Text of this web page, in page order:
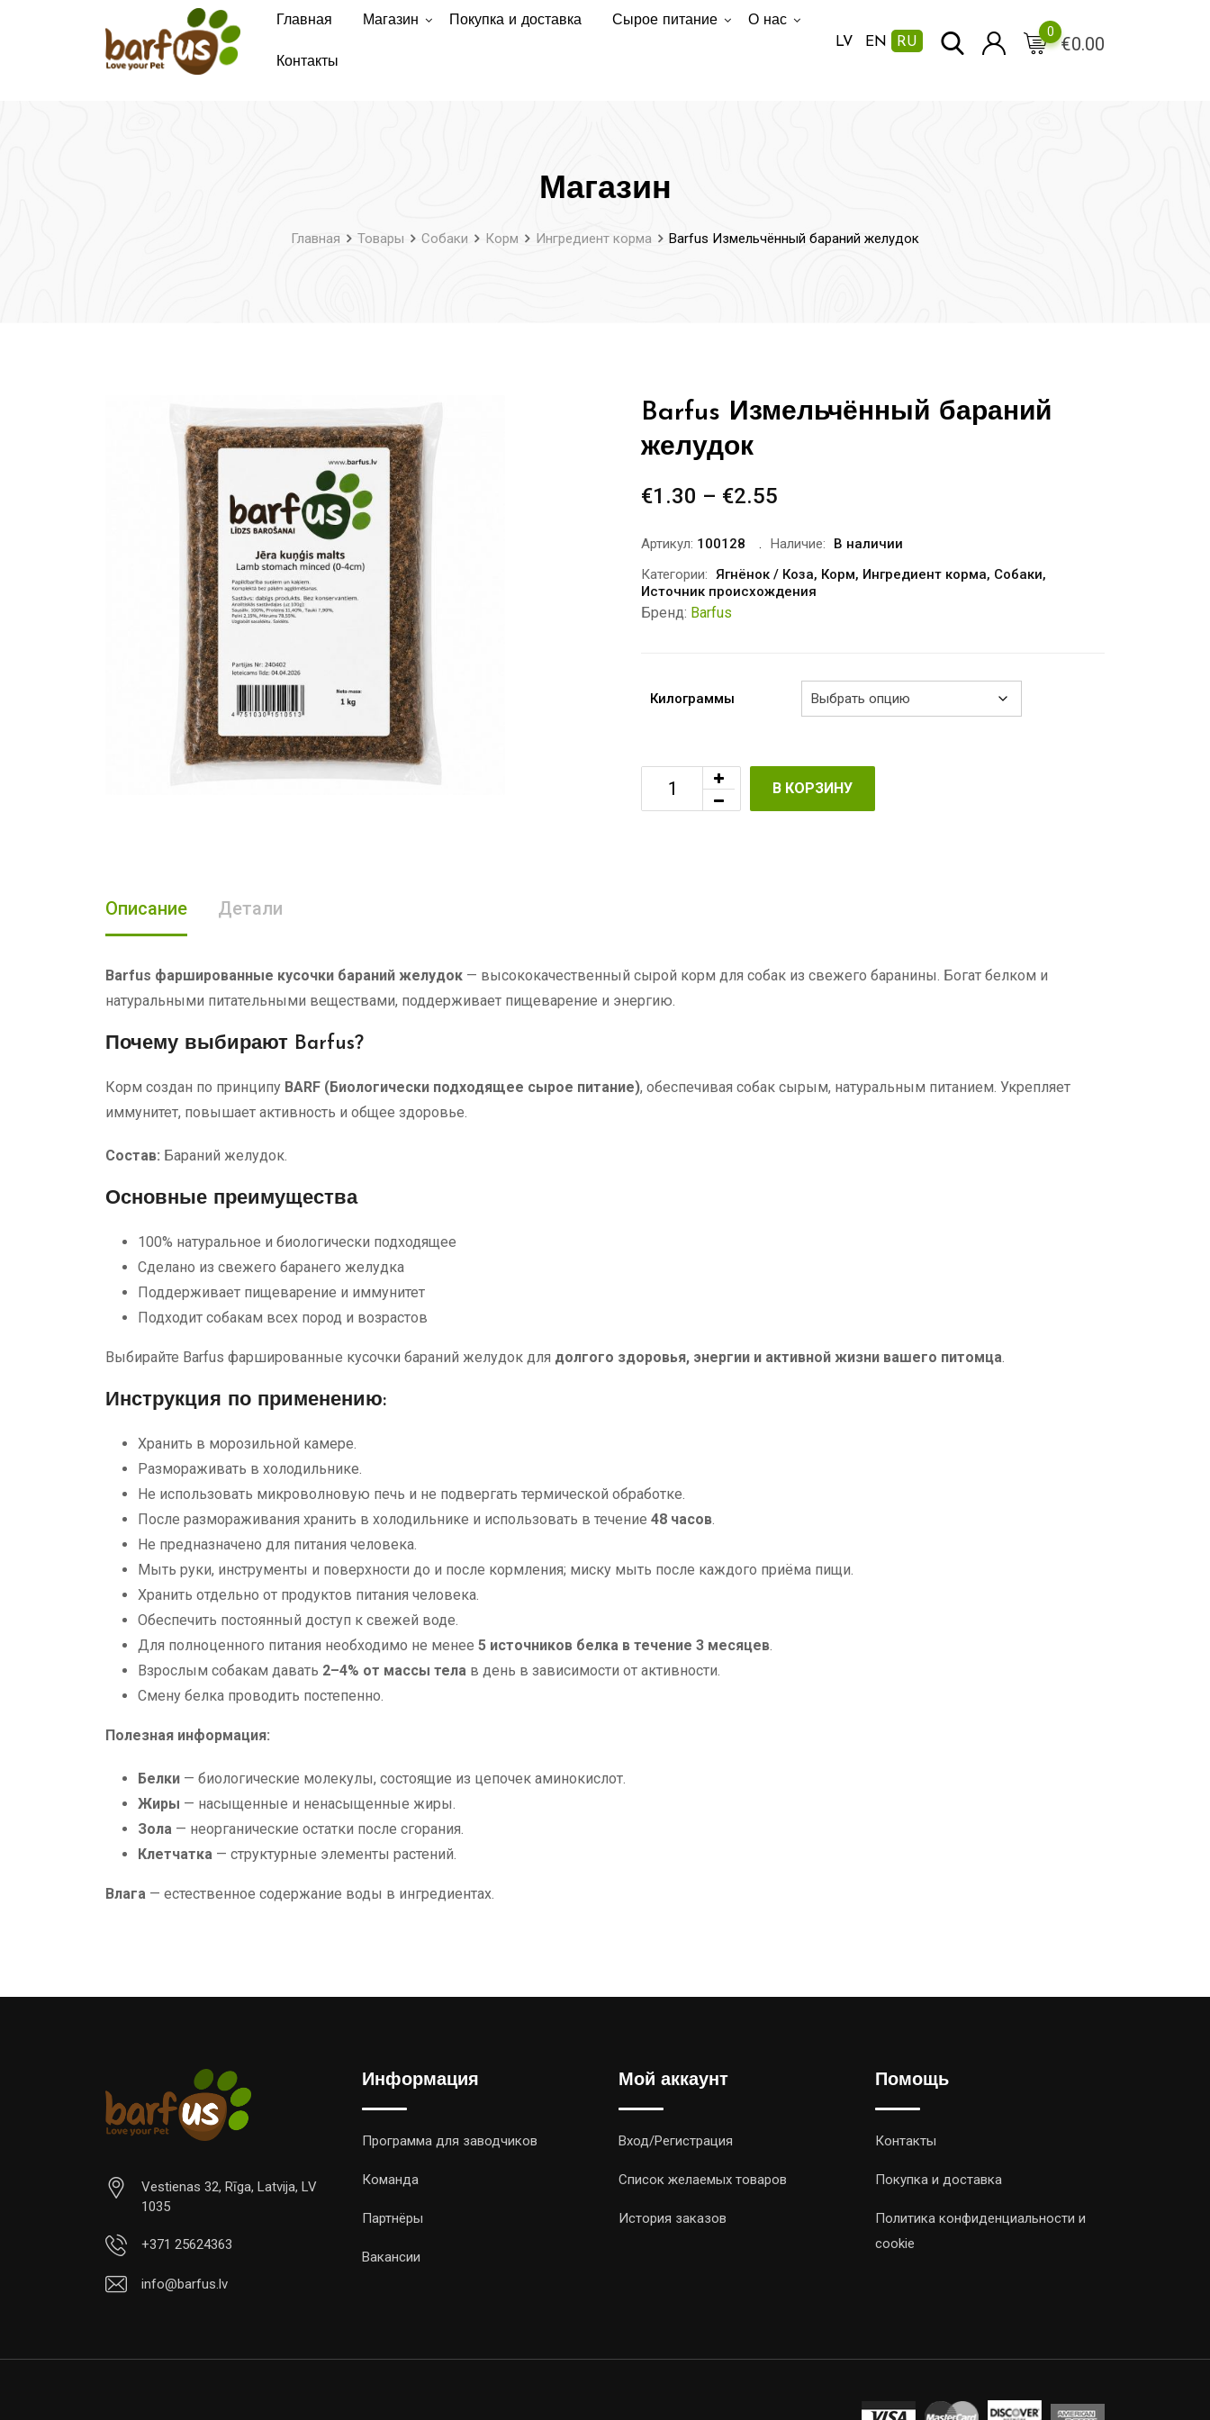
Главная Магазин Покупка и доставка Сырое питание О нас
Контакты
LV EN RU €0.00
0
Магазин
Главная Товары Собаки Корм Ингредиент корма Barfus Измельчённый бараний желудок
Barfus Измельчённый бараний
желудок
€1.30 – €2.55
€1.30
–
€2.55
Артикул: 100128 Наличие:
В наличии
Категории: Ягнёнок / Коза, Корм, Ингредиент корма, Собаки,
Источник происхождения
Бренд: Barfus
Килограммы
В КОРЗИНУ
Описание Детали
Barfus фаршированные кусочки бараний желудок — высококачественный сырой корм для собак из свежего баранины. Богат белком и
натуральными питательными веществами, поддерживает пищеварение и энергию.
Почему выбирают Barfus?
Корм создан по принципу BARF (Биологически подходящее сырое питание), обеспечивая собак сырым, натуральным питанием. Укрепляет
иммунитет, повышает активность и общее здоровье.
Состав: Бараний желудок.
Основные преимущества
100% натуральное и биологически подходящее
Сделано из свежего баранего желудка
Поддерживает пищеварение и иммунитет
Подходит собакам всех пород и возрастов
Выбирайте Barfus фаршированные кусочки бараний желудок для долгого здоровья, энергии и активной жизни вашего питомца.
Инструкция по применению:
Хранить в морозильной камере.
Размораживать в холодильнике.
Не использовать микроволновую печь и не подвергать термической обработке.
После размораживания хранить в холодильнике и использовать в течение 48 часов.
Не предназначено для питания человека.
Мыть руки, инструменты и поверхности до и после кормления; миску мыть после каждого приёма пищи.
Хранить отдельно от продуктов питания человека.
Обеспечить постоянный доступ к свежей воде.
Для полноценного питания необходимо не менее 5 источников белка в течение 3 месяцев.
Взрослым собакам давать 2–4% от массы тела в день в зависимости от активности.
Смену белка проводить постепенно.
Полезная информация:
Белки — биологические молекулы, состоящие из цепочек аминокислот.
Жиры — насыщенные и ненасыщенные жиры.
Зола — неорганические остатки после сгорания.
Клетчатка — структурные элементы растений.
Влага — естественное содержание воды в ингредиентах.
Vestienas 32, Rīga, Latvija, LV
1035
+371 25624363
info@barfus.lv
Информация
Программа для заводчиков
Команда
Партнёры
Вакансии
Мой аккаунт
Вход/Регистрация
Список желаемых товаров
История заказов
Помощь
Контакты
Покупка и доставка
Политика конфиденциальности и
cookie